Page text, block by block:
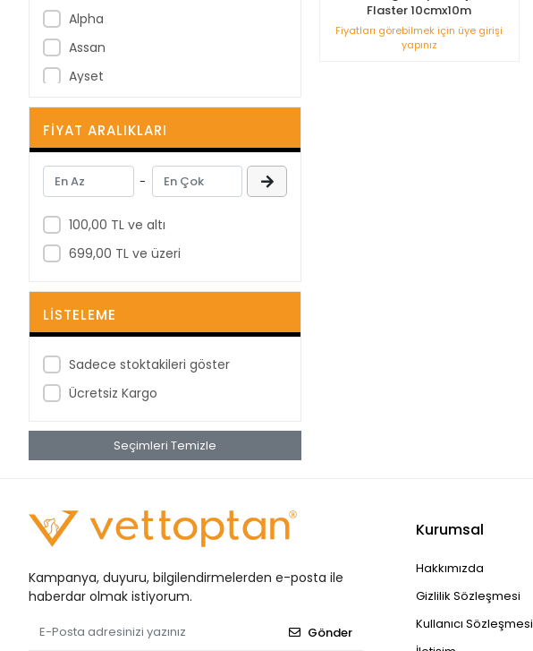
Alpha
Assan
Ayset
B Braun
B-Good
Bastos Viegas
BD
Berha
Berika
Betasan
Biorad
Bioxi
Cansın
Clivex
FIYAT ARALIKLARI
-
100,00 TL ve altı
699,00 TL ve üzeri
LISTELEME
Sadece stoktakileri göster
Ücretsiz Kargo
Seçimleri Temizle
Flaster 10cmx10m
Fiyatları görebilmek için üye girişi
yapınız
Kampanya, duyuru, bilgilendirmelerden e-posta ile
haberdar olmak istiyorum.
Gönder
Kurumsal
Hakkımızda
Gizlilik Sözleşmesi
Kullanıcı Sözleşmesi